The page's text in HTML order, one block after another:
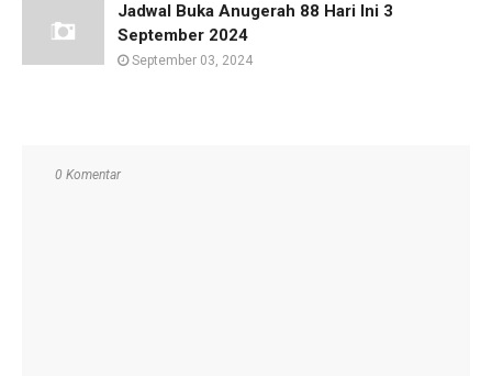
Jadwal Buka Anugerah 88 Hari Ini 3
September 2024
September 03, 2024
0 Komentar